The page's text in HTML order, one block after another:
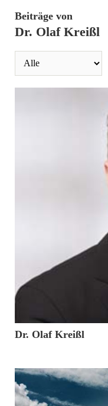
Beiträge von
Dr. Olaf Kreißl
Dr. Olaf Kreißl